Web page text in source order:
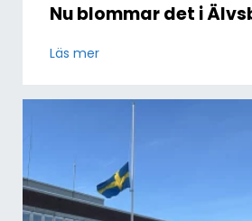
Nu blommar det i
Läs mer